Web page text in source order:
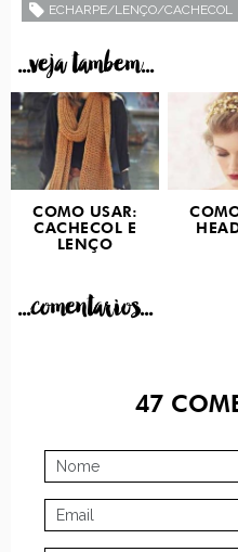
ECHARPE/LENÇO/CACHECOL
...veja tambem...
COMO USAR:
CACHECOL E
LENÇO
...comentarios...
47